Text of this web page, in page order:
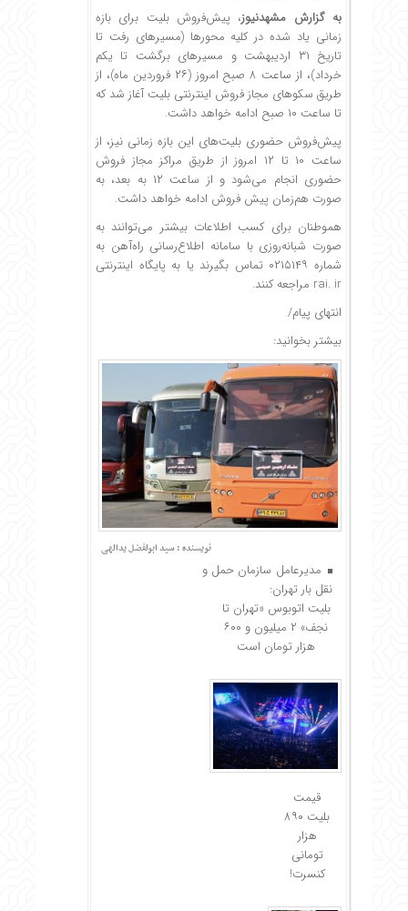
به گزارش مشهدنیوز،‌ پیش‌فروش بلیت برای بازه
زمانی یاد شده در کلیه محورها (مسیرهای رفت تا
تاریخ ۳۱ اردیبهشت و مسیرهای برگشت تا یکم
خرداد)، از ساعت ۸ صبح امروز (۲۶ فروردین ماه)، از
طریق سکوهای مجاز فروش اینترنتی بلیت آغاز شد که
تا ساعت ۱۰ صبح ادامه خواهد داشت.
پیش‌فروش حضوری بلیت‌های این بازه زمانی نیز، از
ساعت ۱۰ تا ۱۲ امروز از طریق مراکز مجاز فروش
حضوری انجام می‌شود و از ساعت ۱۲ به بعد، به
صورت هم‌زمان پیش فروش ادامه خواهد داشت.
هموطنان برای کسب اطلاعات بیشتر می‌توانند به
صورت شبانه‌روزی با سامانه اطلاع‌رسانی راه‌آهن به
شماره ۰۲۱۵۱۴۹ تماس بگیرند یا به پایگاه اینترنتی
rai. ir مراجعه کنند.
انتهای پیام/
بیشتر بخوانید:
مدیرعامل سازمان حمل و
نقل بار تهران:
بلیت اتوبوس «تهران تا
نجف» ۲ میلیون و ۶۰۰
هزار تومان است
قیمت
بلیت ۸۹۰
هزار
تومانی
کنسرت!
نویسنده : سید ابولفضل یدالهی